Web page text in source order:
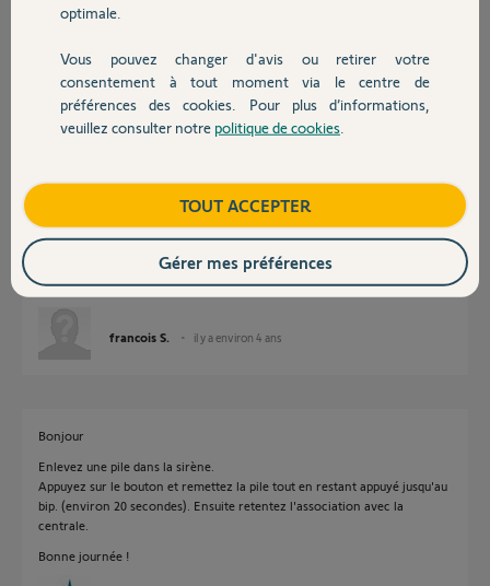
Devis avec un pro
Contact
Réponses
Bonjour
Est-ce que vous avez essayé de réinitialiser la sirène ?
bonjour Jean Luc B, comment fait-on pour réinitialiser la sirène ?
merci
francois S. il y a environ 4 ans
Bonjour
Enlevez une pile dans la sirène.
Appuyez sur le bouton et remettez la pile tout en restant appuyé jusqu'au
bip. (environ 20 secondes). Ensuite retentez l'association avec la
centrale.
Bonne journée !
optimale.
Vous pouvez changer d'avis ou retirer votre
consentement à tout moment via le centre de
préférences des cookies. Pour plus d’informations,
veuillez consulter notre politique de cookies
TOUT ACCEPTER
Gérer mes préférences